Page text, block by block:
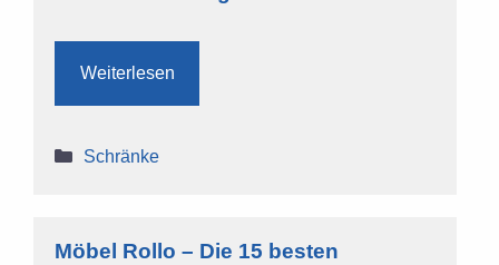
Weiterlesen
Kategorien
Schränke
Möbel Rollo – Die 15 besten